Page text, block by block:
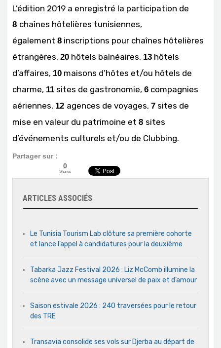
L’édition 2019 a enregistré la participation de
8 chaînes hôtelières tunisiennes,
également 8 inscriptions pour chaînes hôtelières
étrangères, 20 hôtels balnéaires, 13 hôtels
d’affaires, 10 maisons d’hôtes et/ou hôtels de
charme, 11 sites de gastronomie, 6 compagnies
aériennes, 12 agences de voyages, 7 sites de
mise en valeur du patrimoine et 8 sites
d’événements culturels et/ou de Clubbing.
Partager sur :
0
Shares
ARTICLES ASSOCIÉS
Le Tunisia Tourism Lab clôture sa première cohorte
et lance l’appel à candidatures pour la deuxième
Tabarka Jazz Festival 2026 : Liz McComb illumine la
scène avec un message universel de paix et d’amour
Saison estivale 2026 : 240 traversées pour le retour
des TRE
Transavia consolide ses vols sur Djerba au départ de